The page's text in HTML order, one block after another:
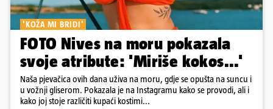
'KOŽA MI BRIDI'
FOTO Nives na moru pokazala
svoje atribute: 'Miriše kokos...'
Naša pjevačica ovih dana uživa na moru, gdje se opušta na suncu i
u vožnji gliserom. Pokazala je na Instagramu kako se provodi, ali i
kako joj stoje različiti kupaći kostimi...